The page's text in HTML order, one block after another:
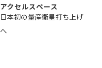
アクセルスペース
日本初の量産衛星打ち上げ
へ